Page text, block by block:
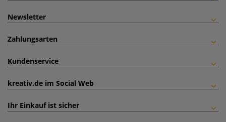
Newsletter
Zahlungsarten
Kundenservice
kreativ.de im Social Web
Ihr Einkauf ist sicher